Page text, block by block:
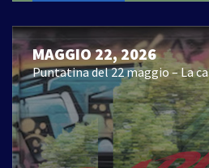
MAGGIO 22, 2026
Puntatina del 22 maggio – La